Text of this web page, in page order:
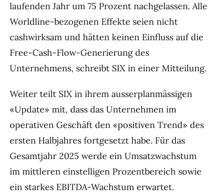
laufenden Jahr um 75 Prozent nachgelassen. Alle
Worldline-bezogenen Effekte seien nicht
cashwirksam und hätten keinen Einfluss auf die
Free-Cash-Flow-Generierung des
Unternehmens, schreibt SIX in einer Mitteilung.
Weiter teilt SIX in ihrem ausserplanmässigen
«Update» mit, dass das Unternehmen im
operativen Geschäft den «positiven Trend» des
ersten Halbjahres fortgesetzt habe. Für das
Gesamtjahr 2025 werde ein Umsatzwachstum
im mittleren einstelligen Prozentbereich sowie
ein starkes EBITDA-Wachstum erwartet.